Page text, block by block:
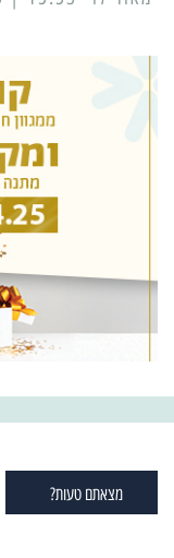
מצאתם טעות?